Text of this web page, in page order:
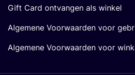
Gift Card ontvangen als winkel
Algemene Voorwaarden voor
Algemene Voorwaarden voor